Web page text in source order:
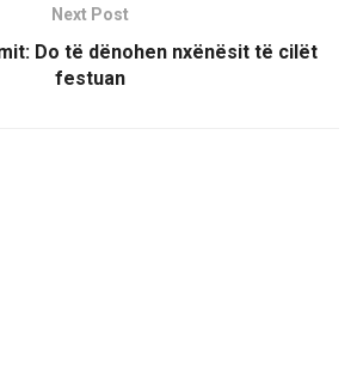
Next Post
Do të dënohen nxënësit të cilët
festuan